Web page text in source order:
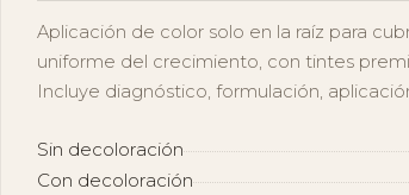
Aplicación de color solo en la raíz para
uniforme del crecimiento, con tintes
Incluye diagnóstico, formulación,
Sin decoloración
Con decoloración